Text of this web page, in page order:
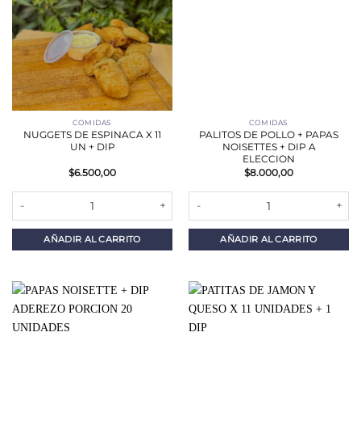
COMIDAS
NUGGETS DE ESPINACA X 11
UN + DIP
$6.500,00
AÑADIR AL CARRITO
COMIDAS
PALITOS DE POLLO + PAPAS
NOISETTES + DIP A
ELECCION
$8.000,00
AÑADIR AL CARRITO